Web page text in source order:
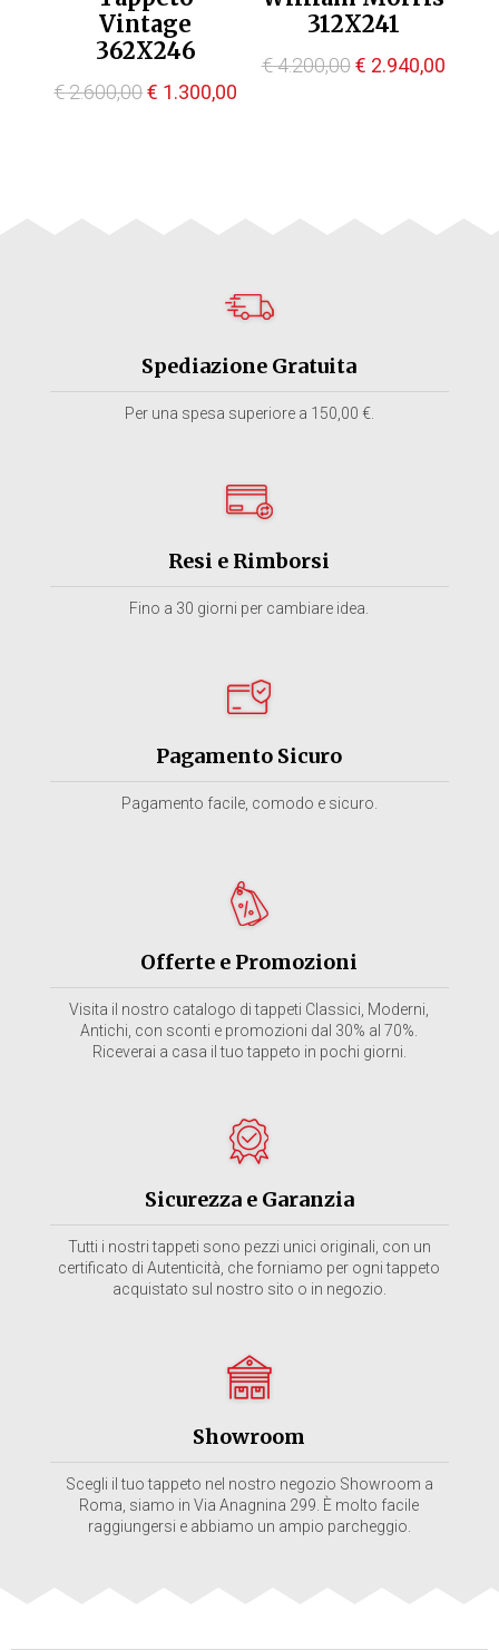
Vintage
362X246
€2.600,00Il
€ 1.300,00
312X241
€4.200,00 Il
€ 2.940,00Il
Spediazione Gratuita
Per una spesa superiore a 150,00 €.
Resi e Rimborsi
Fino a 30 giorni per cambiare idea.
Pagamento Sicuro
Pagamento facile, comodo e sicuro.
Offerte e Promozioni
Visita il nostro catalogo di tappeti Classici, Moderni,
Antichi, con sconti e promozioni dal 30% al 70%.
Riceverai a casa il tuo tappeto in pochi giorni.
Sicurezza e Garanzia
Tutti i nostri tappeti sono pezzi unici originali, con un
certificato di Autenticità, che forniamo per ogni tappeto
acquistato sul nostro sito o in negozio.
Showroom
Scegli il tuo tappeto nel nostro negozio Showroom a
Roma, siamo in Via Anagnina 299. È molto facile
raggiungersi e abbiamo un ampio parcheggio.